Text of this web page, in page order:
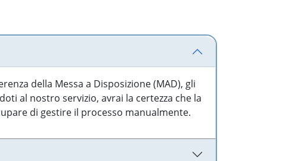
della Messa a Disposizione (MAD), gli
al nostro servizio, avrai la certezza che la
di gestire il processo manualmente.